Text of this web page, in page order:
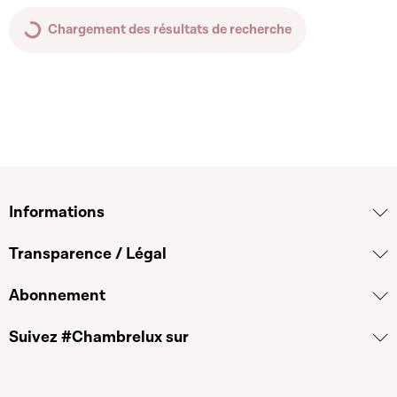
Chargement des résultats de recherche
Informations
Transparence / Légal
Abonnement
Suivez #Chambrelux sur